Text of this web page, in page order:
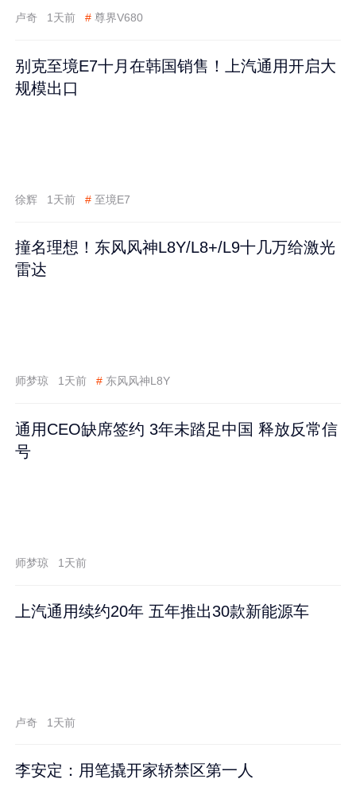
卢奇 1天前 # 尊界V680
别克至境E7十月在韩国销售！上汽通用开启大
规模出口
徐辉 1天前 # 至境E7
撞名理想！东风风神L8Y/L8+/L9十几万给激光
雷达
师梦琼 1天前 # 东风风神L8Y
通用CEO缺席签约 3年未踏足中国 释放反常信
号
师梦琼 1天前
上汽通用续约20年 五年推出30款新能源车
卢奇 1天前
李安定：用笔撬开家轿禁区第一人